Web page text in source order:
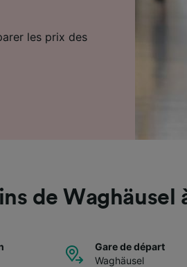
les prix des
de Waghäusel
Gare de départ
Waghäusel